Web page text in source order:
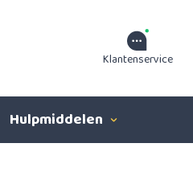
Klantenservice
Hulpmiddelen